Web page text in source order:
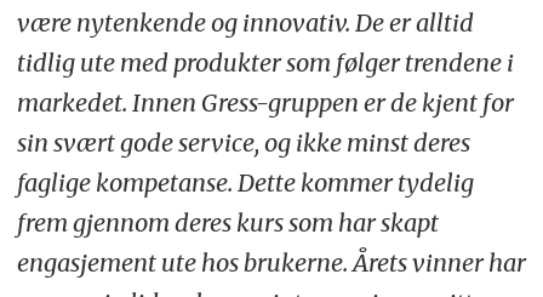
være nytenkende og innovativ. De er alltid
tidlig ute med produkter som følger trendene i
markedet. Innen Gress-gruppen er de kjent for
sin svært gode service, og ikke minst deres
faglige kompetanse. Dette kommer tydelig
frem gjennom deres kurs som har skapt
engasjement ute hos brukerne. Årets vinner har